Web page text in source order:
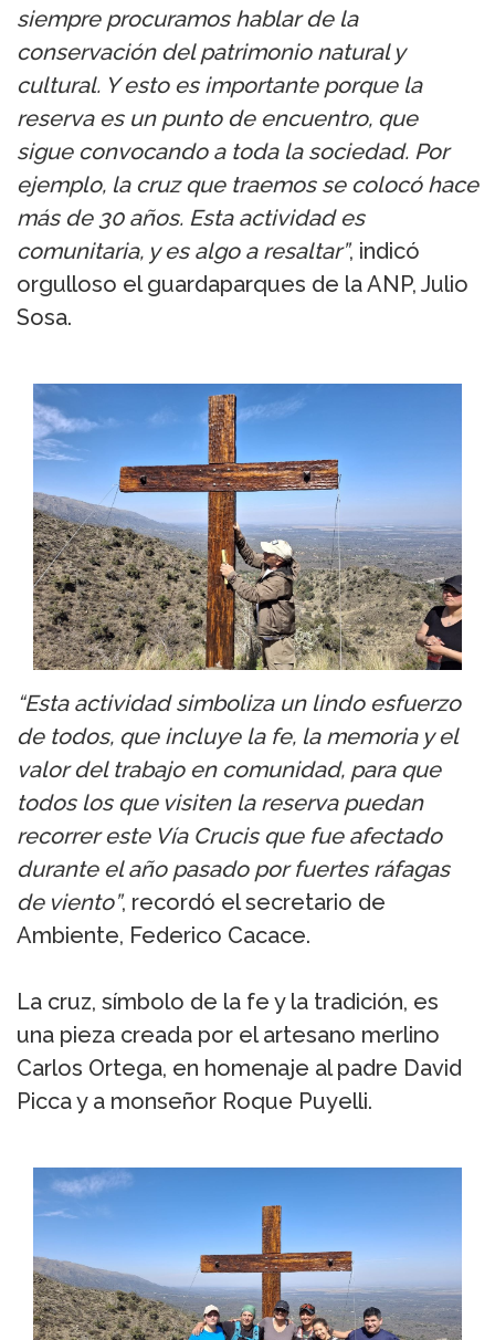
siempre procuramos hablar de la
conservación del patrimonio natural y
cultural. Y esto es importante porque la
reserva es un punto de encuentro, que
sigue convocando a toda la sociedad. Por
ejemplo, la cruz que traemos se colocó hace
más de 30 años. Esta actividad es
comunitaria, y es algo a resaltar”, indicó
orgulloso el guardaparques de la ANP, Julio
Sosa.
“Esta actividad simboliza un lindo esfuerzo
de todos, que incluye la fe, la memoria y el
valor del trabajo en comunidad, para que
todos los que visiten la reserva puedan
recorrer este Vía Crucis que fue afectado
durante el año pasado por fuertes ráfagas
de viento”, recordó el secretario de
Ambiente, Federico Cacace.
La cruz, símbolo de la fe y la tradición, es
una pieza creada por el artesano merlino
Carlos Ortega, en homenaje al padre David
Picca y a monseñor Roque Puyelli.